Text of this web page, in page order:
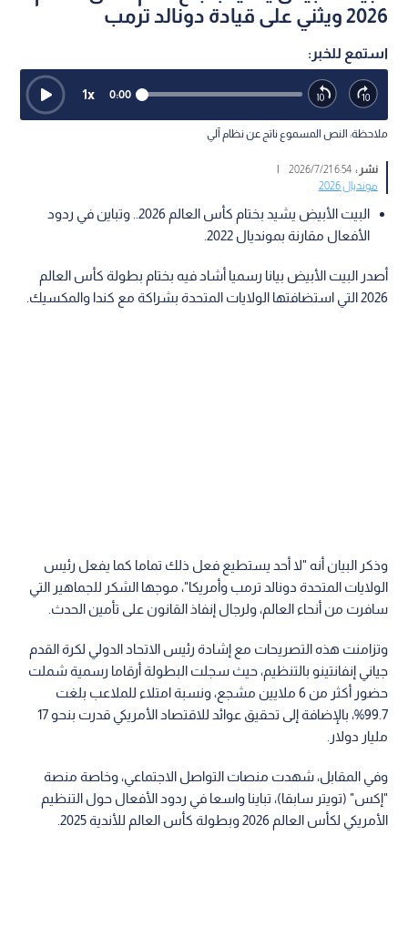
2026 ويثني على قيادة دونالد ترمب
استمع للخبر:
0:00
1x
ملاحظة: النص المسموع ناتج عن نظام آلي
نشر :6:54 2026/7/21
|
مونديال 2026
البيت الأبيض يشيد بختام كأس العالم 2026.. وتباين في ردود
الأفعال مقارنة بمونديال 2022.
أصدر البيت الأبيض بيانا رسميا أشاد فيه بختام بطولة كأس العالم
2026 التي استضافتها الولايات المتحدة بشراكة مع كندا والمكسيك.
وذكر البيان أنه "لا أحد يستطيع فعل ذلك تماما كما يفعل رئيس
الولايات المتحدة دونالد ترمب وأمريكا"، موجها الشكر للجماهير التي
سافرت من أنحاء العالم، ولرجال إنفاذ القانون على تأمين الحدث.
وتزامنت هذه التصريحات مع إشادة رئيس الاتحاد الدولي لكرة القدم
جياني إنفانتينو بالتنظيم، حيث سجلت البطولة أرقاما رسمية شملت
حضور أكثر من 6 ملايين مشجع، ونسبة امتلاء للملاعب بلغت
99.7%، بالإضافة إلى تحقيق عوائد للاقتصاد الأمريكي قدرت بنحو 17
مليار دولار.
وفي المقابل، شهدت منصات التواصل الاجتماعي، وخاصة منصة
"إكس" (تويتر سابقا)، تباينا واسعا في ردود الأفعال حول التنظيم
الأمريكي لكأس العالم 2026 وبطولة كأس العالم للأندية 2025.